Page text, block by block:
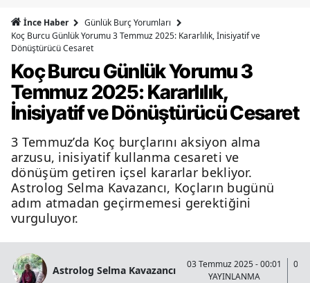
İnce Haber
Günlük Burç Yorumları
Koç Burcu Günlük Yorumu 3 Temmuz 2025: Kararlılık, İnisiyatif ve
Dönüştürücü Cesaret
Koç Burcu Günlük Yorumu 3
Temmuz 2025: Kararlılık,
İnisiyatif ve Dönüştürücü Cesaret
3 Temmuz’da Koç burçlarını aksiyon alma
arzusu, inisiyatif kullanma cesareti ve
dönüşüm getiren içsel kararlar bekliyor.
Astrolog Selma Kavazancı, Koçların bugünü
adım atmadan geçirmemesi gerektiğini
vurguluyor.
Astrolog Selma Kavazancı
03 Temmuz 2025 - 00:01
YAYINLANMA
03